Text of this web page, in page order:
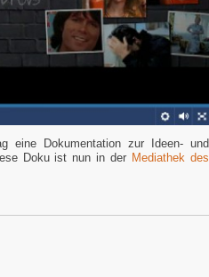
eine Dokumentation zur Ideen- und
Doku ist nun in der Mediathek des